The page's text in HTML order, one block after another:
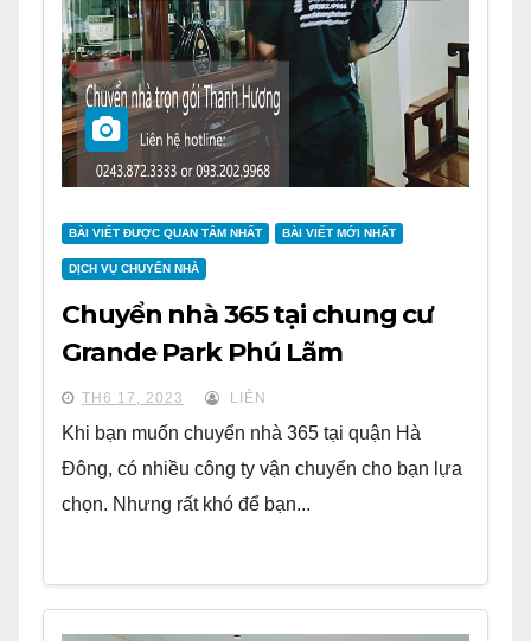
BÀI VIẾT ĐƯỢC QUAN TÂM NHẤT BÀI VIẾT MỚI NHẤT
DỊCH VỤ CHUYỂN NHÀ
Chuyển nhà 365 tại chung cư
Grande Park Phú Lãm
TH6 17, 2023 LIÊN
Khi bạn muốn chuyển nhà 365 tại quận Hà
Đông, có nhiều công ty vận chuyển cho bạn lựa
chọn. Nhưng rất khó để bạn...